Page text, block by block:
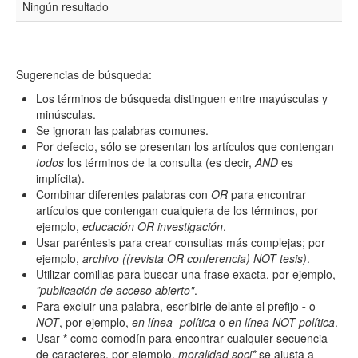
Texto completo
Archivo(s) adicional(es)
Fecha
De
Hasta
Ningún resultado
Sugerencias de búsqueda:
Los términos de búsqueda distinguen entre mayúsculas y
minúsculas.
Se ignoran las palabras comunes.
Por defecto, sólo se presentan los artículos que contengan
todos los términos de la consulta (es decir, AND es
implícita).
Combinar diferentes palabras con OR para encontrar
artículos que contengan cualquiera de los términos, por
ejemplo, educación OR investigación.
Usar paréntesis para crear consultas más complejas; por
ejemplo, archivo ((revista OR conferencia) NOT tesis).
Utilizar comillas para buscar una frase exacta, por ejemplo,
”publicación de acceso abierto".
Para excluir una palabra, escribirle delante el prefijo - o
NOT, por ejemplo, en línea -política o en línea NOT política.
Usar * como comodín para encontrar cualquier secuencia
de caracteres, por ejemplo, moralidad soci*se ajusta a